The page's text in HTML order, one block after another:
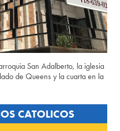
San Adalberto, la iglesia
de Queens y la cuarta en la
CATOLICOS